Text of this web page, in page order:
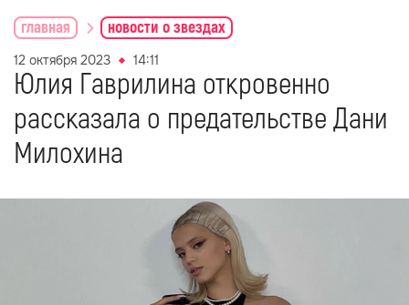
главная новости о звездах
12 октября 2023 14:11
Юлия Гаврилина откровенно
рассказала о предательстве Дани
Милохина